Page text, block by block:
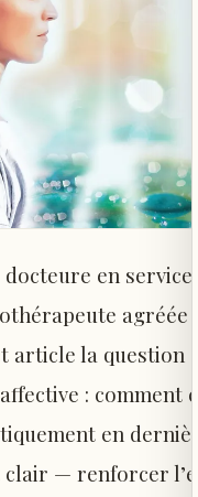
en service
agréée
article la question
: comment
en
— renforcer